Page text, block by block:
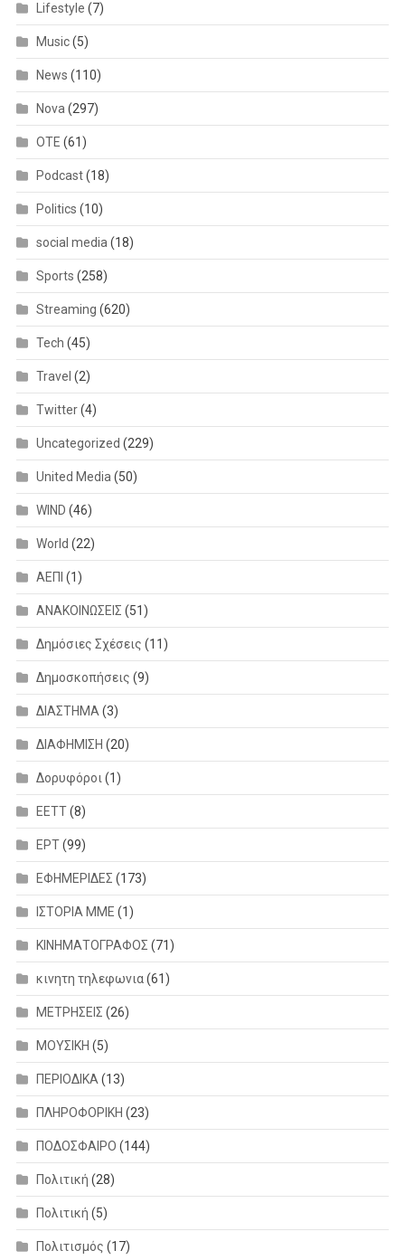
Lifestyle (7)
Music(5)
News (110)
Nova (297)
OTE (61)
Podcast(18)
Politics (10)
social media (18)
Sports (258)
Streaming (620)
Tech (45)
Travel (2)
Twitter(4)
Uncategorized (229)
United Media (50)
WIND (46)
World (22)
ΑΕΠΙ (1)
ΑΝΑΚΟΙΝΩΣΕΙΣ (51)
Δημόσιες Σχέσεις (11)
Δημοσκοπήσεις (9)
ΔΙΑΣΤΗΜΑ (3)
ΔΙΑΦΗΜΙΣΗ (20)
Δορυφόροι (1)
ΕΕΤΤ(8)
ΕΡΤ(99)
ΕΦΗΜΕΡΙΔΕΣ (173)
ΙΣΤΟΡΙΑ ΜΜΕ (1)
ΚΙΝΗΜΑΤΟΓΡΑΦΟΣ (71)
κινητη τηλεφωνια(61)
ΜΕΤΡΗΣΕΙΣ (26)
ΜΟΥΣΙΚΗ (5)
ΠΕΡΙΟΔΙΚΑ (13)
ΠΛΗΡΟΦΟΡΙΚΗ (23)
ΠΟΔΟΣΦΑΙΡΟ (144)
Πολιτική (28)
Πολιτική (5)
Πολιτισμός (17)